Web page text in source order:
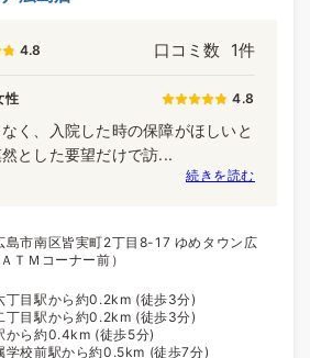
4.8 口コミ数 1件
性 4.8
く、入院した時の保障がほしいと
とした要望だけで訪...
続きを読む
島市南区皆実町2丁目8-17 ゆめタウン広
ＴＭコーナー前）
丁目駅から約0.2km (徒歩3分)
丁目駅から約0.2km (徒歩3分)
から約0.4km (徒歩5分)
学校前駅から約0.5km (徒歩7分)